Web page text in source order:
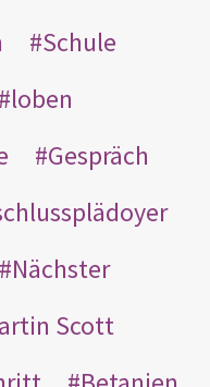
Schule
loben
Gespräch
Nächster
Scott